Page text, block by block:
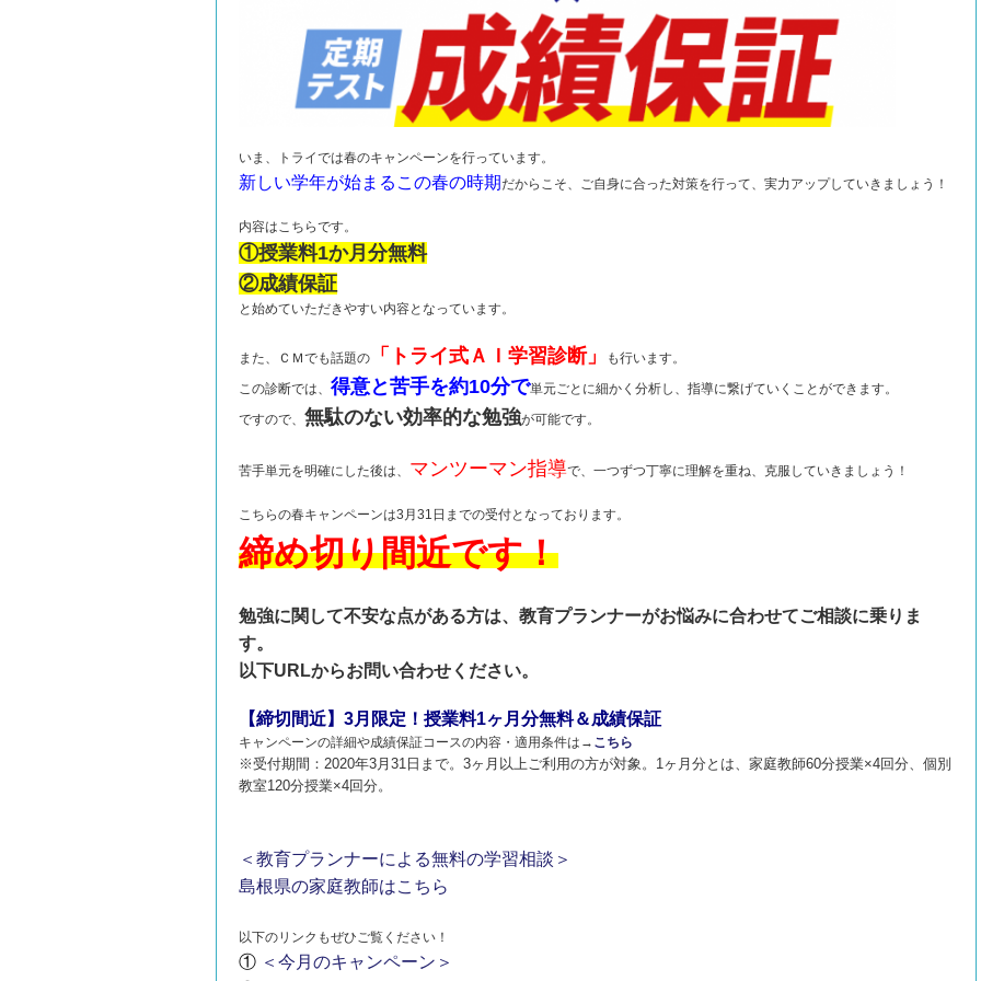
いま、トライでは春のキャンペーンを行っています。
新しい学年が始まるこの春の時期だからこそ、ご自身に合った対策を行って、実力アップしていきましょう！
内容はこちらです。
①授業料1か月分無料
②成績保証
と始めていただきやすい内容となっています。
また、ＣＭでも話題の 「トライ式ＡＩ学習診断」
も行います。
この診断では、 得意と苦手を約10分で単元ごとに細かく分析し、指導に繋げていくことができます。
ですので、 無駄のない効率的な勉強が可能です。
苦手単元を明確にした後は、 マンツーマン指導で、一つずつ丁寧に理解を重ね、克服していきましょう！
こちらの春キャンペーンは3月31日までの受付となっております。
締め切り間近です！
勉強に関して不安な点がある方は、教育プランナーがお悩みに合わせてご相談に乗りま
す。
以下URLからお問い合わせください。
【締切間近】3月限定！授業料1ヶ月分無料＆成績保証
キャンペーンの詳細や成績保証コースの内容・適用条件は→ こちら
※受付期間：2020年3月31日まで。3ヶ月以上ご利用の方が対象。1ヶ月分とは、家庭教師60分授業×4回分、個別
教室120分授業×4回分。
＜教育プランナーによる無料の学習相談＞
島根県の家庭教師はこちら
以下のリンクもぜひご覧ください！
① ＜今月のキャンペーン＞